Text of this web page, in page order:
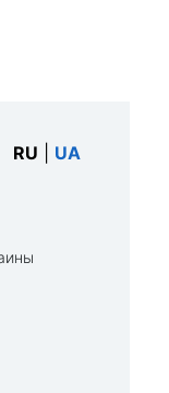
RU UA